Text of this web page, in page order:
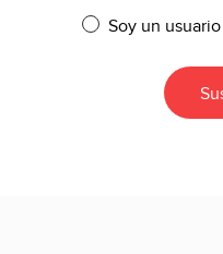
Soy un usuario